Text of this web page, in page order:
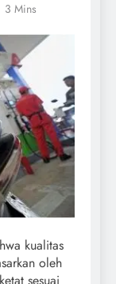
3 Mins
kualitas
oleh